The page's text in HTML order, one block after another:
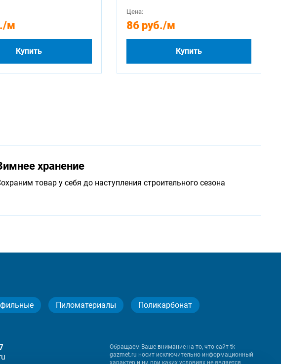
/м
Купить
Цена:
86 руб./м
Купить
хранение
товар у себя до наступления строительного сезона
Пиломатериалы Поликарбонат
Обращаем Ваше внимание на то, что сайт tk-
gazmet.ru носит исключительно информационный
характер и ни при каких условиях не является